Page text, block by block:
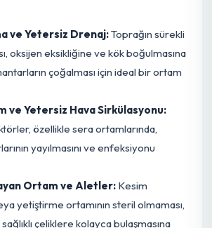
çeşitli toprak kökenli fungal
bir durumdur. Bu mantarlar, özellikle
altında hızla gelişerek bitki dokularını
ve Yetersiz Drenaj:Toprağın
oksijen eksikliğine ve kök
mantarların çoğalması için ideal bir
ve Yetersiz Hava Sirkülasyonu: